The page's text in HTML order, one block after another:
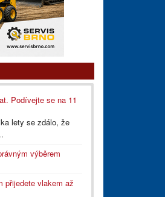
Podívejte se na 11
lety se zdálo, že
výběrem
přijedete vlakem až